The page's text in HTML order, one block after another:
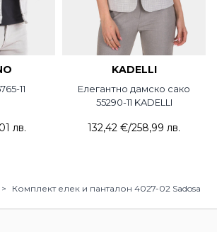
11
лв.
KADELLI
Елегантно дамско сако
55290-11 KADELLI
132,42 €/258,99 лв.
> Комплект елек и панталон 4027-02 Sadosa